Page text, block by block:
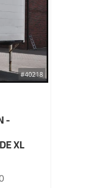
-
XL